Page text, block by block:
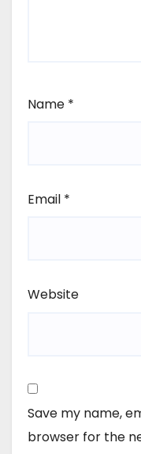
Name *
Email *
Website
Save my name,
browser for the